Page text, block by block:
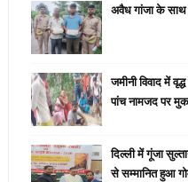
अवैध गांजा के साथ
जमीनी विवाद में
पांच नामजद पर
दिल्ली में गूंजा
से सम्मानित हुआ